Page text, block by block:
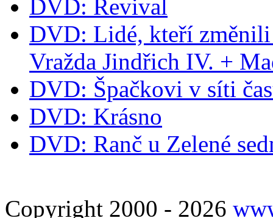
DVD: Revival
DVD: Lidé, kteří
Vražda Jindřich IV. +
DVD: Špačkovi v síti
DVD: Krásno
DVD: Ranč u Zelené
Copyright 2000 - 2026